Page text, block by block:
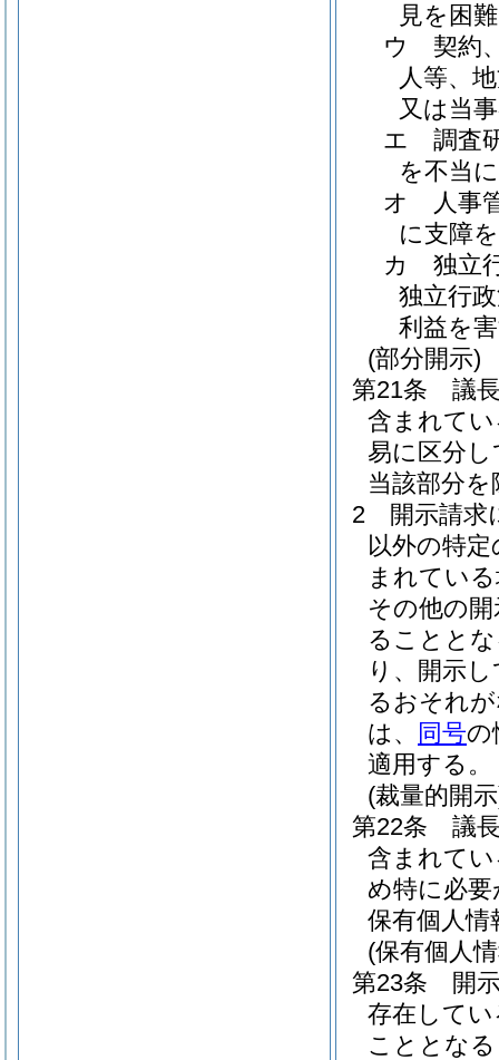
見を困
ウ
契約
人等、
又は当
エ
調査
を不当
オ
人事
に支障
カ
独立
独立行
利益を
(部分開示)
第21条
議
含まれて
易に区分
当該部分
2
開示請求
以外の特
まれてい
その他の
ることと
り、開示
るおそれ
は、
同号の
適用する。
(裁量的開
第22条
議
含まれて
め特に必
保有個人
(保有個人
第23条
開
存在して
こととな